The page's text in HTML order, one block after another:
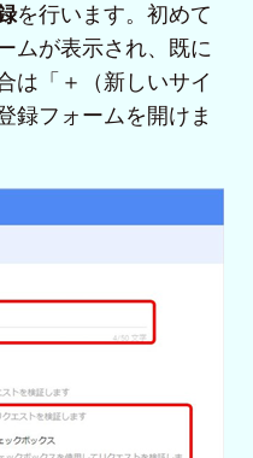
を行います。初めて
ムが表示され、既に
は「＋（新しいサイ
録フォームを開けま